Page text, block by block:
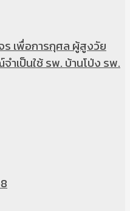
เพื่อการกุศล ผู้สูงวัย
เป็นใช้ รพ. บ้านโป่ง รพ.